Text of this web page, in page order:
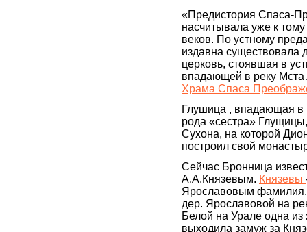
«Предистория Спаса-
насчитывала уже к
веков. По устному
издавна существовала
церковь, стоявшая в
впадающей в реку
Храма Спаса
Глушица , впадающая в
рода «сестра»
Сухона, на которой
построил свой
Сейчас Бронница
А.А.Князевым. Князевы
Ярославовым
дер. Ярославовой на
Белой на Урале одна
выходила замуж за